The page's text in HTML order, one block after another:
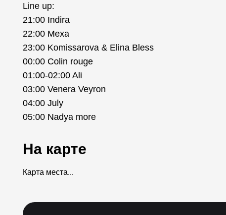
Line up:
21:00 Indira
22:00 Меха
23:00 Komissarova & Elina Bless
00:00 Colin rouge
01:00-02:00 Ali
03:00 Venera Veyron
04:00 July
05:00 Nadya more
На карте
Карта места...